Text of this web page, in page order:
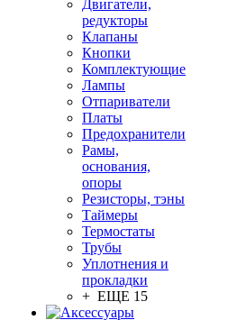
Двигатели,
редукторы
Клапаны
Кнопки
Комплектующие
Лампы
Отпариватели
Платы
Предохранители
Рамы,
основания,
опоры
Резисторы, тэны
Таймеры
Термостаты
Трубы
Уплотнения и
прокладки
+ ЕЩЕ 15